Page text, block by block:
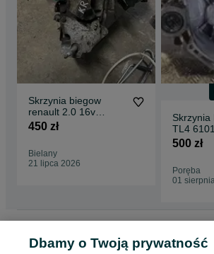
Skrzynia biegow
renault 2.0 16v
benzyna
450 zł
Bielany
21 lipca 2026
Skrzynia
TL4
Megane
500 zł
Poręba
01
Małopolskie
Osobowe - Libiąż
Dbamy o Twoją prywatność